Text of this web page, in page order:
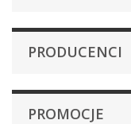
PRODUCENCI
PROMOCJE